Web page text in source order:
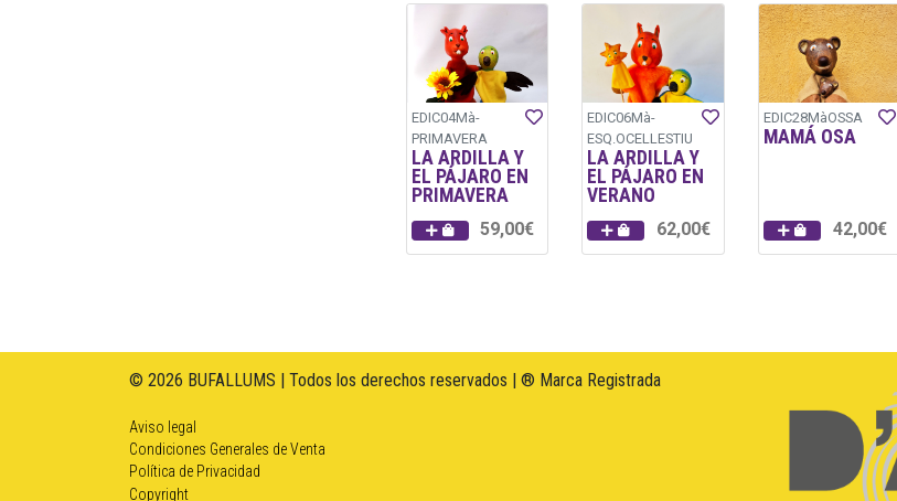
EDIC04Mà-
PRIMAVERA
LA ARDILLA Y
EL PÁJARO EN
PRIMAVERA
59,00€
EDIC06Mà-
ESQ.OCELLESTIU
LA ARDILLA Y
EL PÁJARO EN
VERANO
62,00€
EDIC28MàOSSA
MAMÁ OSA
42,00€
© 2026 BUFALLUMS | Todos los derechos reservados | ® Marca Registrada
Aviso legal
Condiciones Generales de Venta
Política de Privacidad
Copyright